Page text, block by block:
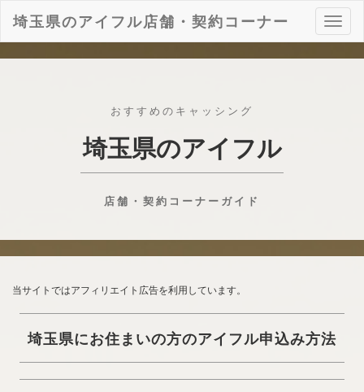
ナ
ビ
ゲ
埼玉県のアイフル店舗・契約コーナー
おすすめのキャッシング
埼玉県のアイフル
店舗・契約コーナーガイド
当サイトではアフィリエイト広告を利用しています。
埼玉県にお住まいの方のアイフル申込み方法